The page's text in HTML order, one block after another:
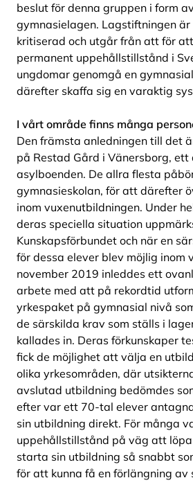
beslut för denna gruppen i form
gymnasielagen. Lagstiftningen
kritiserad och utgår från att för
permanent uppehållstillstånd i
ungdomar genomgå en
därefter skaffa sig en varaktig
I vårt område finns många
Den främsta anledningen till det
på Restad Gård i Vänersborg,
asylboenden. De allra flesta
gymnasieskolan, för att därefter
inom vuxenutbildningen. Under
deras speciella situation
Kunskapsförbundet och när en
för dessa elever blev möjlig inom
november 2019 inleddes ett
arbete med att på rekordtid
yrkespaket på gymnasial nivå
de särskilda krav som ställs i
kallades in. Deras förkunskaper
fick de möjlighet att välja en
olika yrkesområden, där
avslutad utbildning bedömdes
efter var ett 70-tal elever
sin utbildning direkt. För många
uppehållstillstånd på väg att
starta sin utbildning så snabbt
för att kunna få en förlängning